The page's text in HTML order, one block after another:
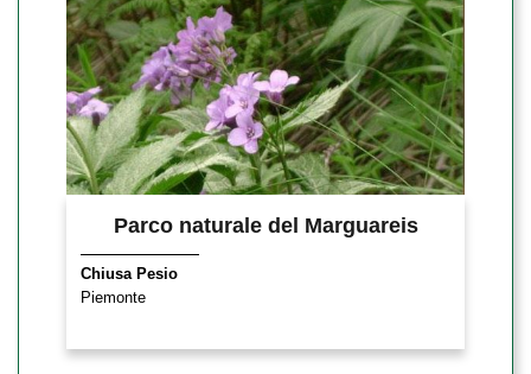
Parco naturale del Marguareis
Chiusa Pesio
Piemonte